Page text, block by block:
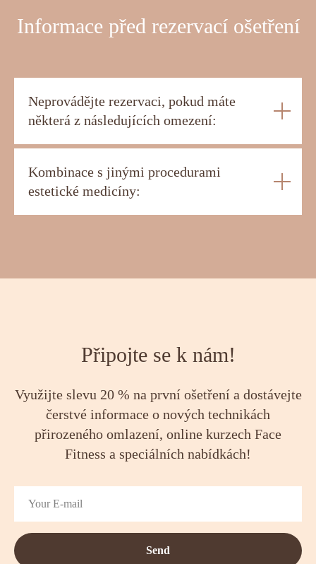
Informace před rezervací ošetření
Neprovádějte rezervaci, pokud máte
některá z následujících omezení:
Kombinace s jinými procedurami
estetické medicíny:
Připojte se k nám!
Využijte slevu 20 % na první ošetření a dostávejte
čerstvé informace o nových technikách
přirozeného omlazení, online kurzech Face
Fitness a speciálních nabídkách!
Send